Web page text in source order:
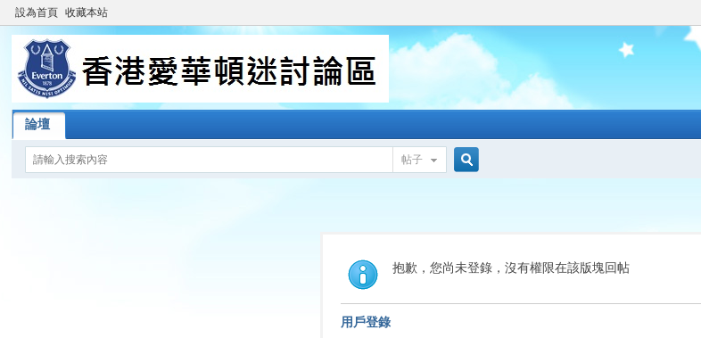
設為首頁 收藏本站
論壇
帖子
索
抱歉，您尚未登錄，沒有權限在該版塊回帖
用戶登錄